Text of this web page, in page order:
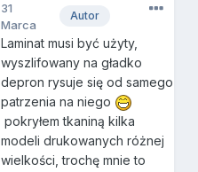
Autor
31
Marca
Laminat musi być użyty,
wyszlifowany na gładko
depron rysuje się od samego
patrzenia na niego
pokryłem tkaniną kilka
modeli drukowanych różnej
wielkości, trochę mnie to